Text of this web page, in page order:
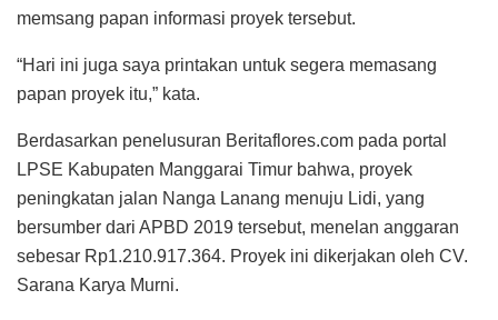
memsang papan informasi proyek tersebut.
“Hari ini juga saya printakan untuk segera memasang
papan proyek itu,” kata.
Berdasarkan penelusuran Beritaflores.com pada portal
LPSE Kabupaten Manggarai Timur bahwa, proyek
peningkatan jalan Nanga Lanang menuju Lidi, yang
bersumber dari APBD 2019 tersebut, menelan anggaran
sebesar Rp1.210.917.364. Proyek ini dikerjakan oleh CV.
Sarana Karya Murni.